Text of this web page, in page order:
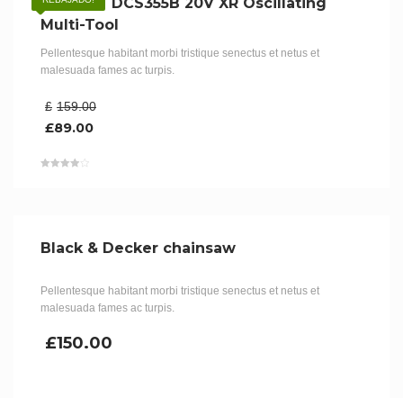
Multi-Tool
Pellentesque habitant morbi tristique senectus et netus et
malesuada fames ac turpis.
£ 159.00
£89.00
Black & Decker chainsaw
Pellentesque habitant morbi tristique senectus et netus et
malesuada fames ac turpis.
£150.00